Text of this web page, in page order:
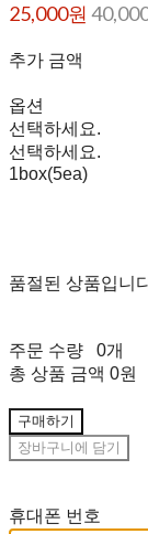
25,000원
추가 금액
옵션
선택하세요.
선택하세요.
1box(5ea)
품절된 상품입니
주문 수량
0개
총 상품 금액 0원
구매하기
장바구니에 담기
휴대폰 번호